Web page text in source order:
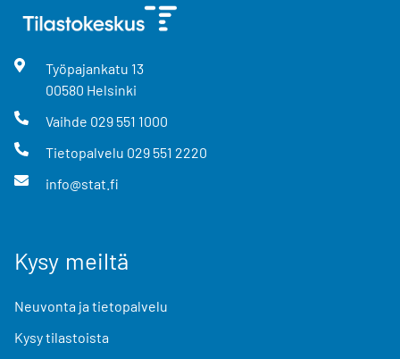
Työpajankatu 13
00580 Helsinki
Vaihde 029 551 1000
Tietopalvelu 029 551 2220
info@stat.fi
Kysy meiltä
Neuvonta ja tietopalvelu
Kysy tilastoista